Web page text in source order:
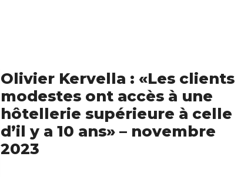
Olivier Kervella : «Les clients
modestes ont accès à une
hôtellerie supérieure à celle
d’il y a 10 ans» – novembre
2023